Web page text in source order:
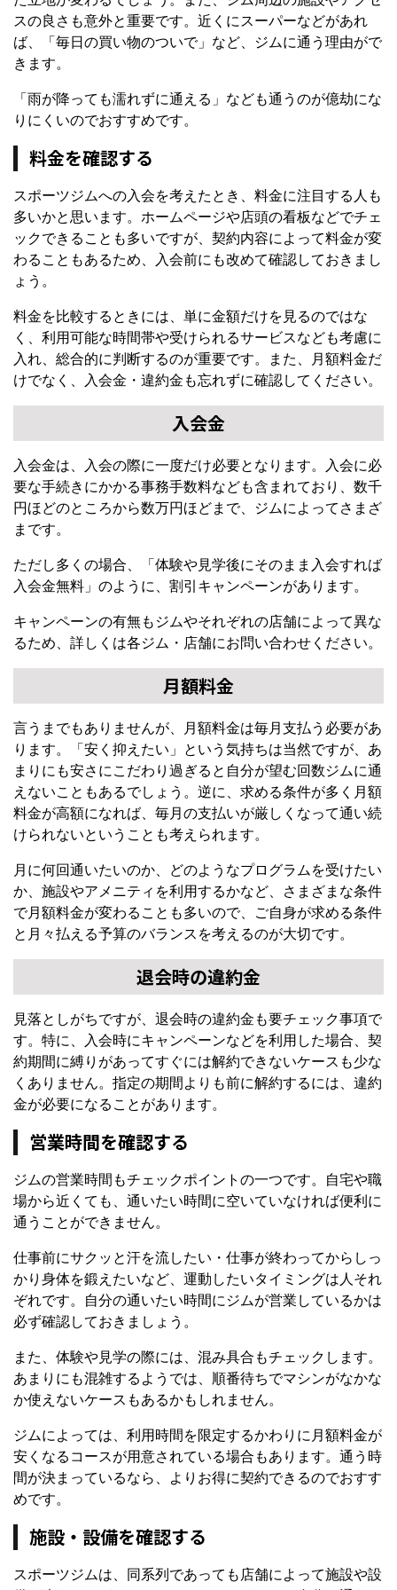
スの良さも意外と重要です。近くにスーパーなどがあれ
ば、「毎日の買い物のついで」など、ジムに通う理由がで
きます。
「雨が降っても濡れずに通える」なども通うのが億劫にな
りにくいのでおすすめです。
料金を確認する
スポーツジムへの入会を考えたとき、料金に注目する人も
多いかと思います。ホームページや店頭の看板などでチェ
ックできることも多いですが、契約内容によって料金が変
わることもあるため、入会前にも改めて確認しておきまし
ょう。
料金を比較するときには、単に金額だけを見るのではな
く、利用可能な時間帯や受けられるサービスなども考慮に
入れ、総合的に判断するのが重要です。また、月額料金だ
けでなく、入会金・違約金も忘れずに確認してください。
入会金
入会金は、入会の際に一度だけ必要となります。入会に必
要な手続きにかかる事務手数料なども含まれており、数千
円ほどのところから数万円ほどまで、ジムによってさまざ
まです。
ただし多くの場合、「体験や見学後にそのまま入会すれば
入会金無料」のように、割引キャンペーンがあります。
キャンペーンの有無もジムやそれぞれの店舗によって異な
るため、詳しくは各ジム・店舗にお問い合わせください。
月額料金
言うまでもありませんが、月額料金は毎月支払う必要があ
ります。「安く抑えたい」という気持ちは当然ですが、あ
まりにも安さにこだわり過ぎると自分が望む回数ジムに通
えないこともあるでしょう。逆に、求める条件が多く月額
料金が高額になれば、毎月の支払いが厳しくなって通い続
けられないということも考えられます。
月に何回通いたいのか、どのようなプログラムを受けたい
か、施設やアメニティを利用するかなど、さまざまな条件
で月額料金が変わることも多いので、ご自身が求める条件
と月々払える予算のバランスを考えるのが大切です。
退会時の違約金
見落としがちですが、退会時の違約金も要チェック事項で
す。特に、入会時にキャンペーンなどを利用した場合、契
約期間に縛りがあってすぐには解約できないケースも少な
くありません。指定の期間よりも前に解約するには、違約
金が必要になることがあります。
営業時間を確認する
ジムの営業時間もチェックポイントの一つです。自宅や職
場から近くても、通いたい時間に空いていなければ便利に
通うことができません。
仕事前にサクッと汗を流したい・仕事が終わってからしっ
かり身体を鍛えたいなど、運動したいタイミングは人それ
ぞれです。自分の通いたい時間にジムが営業しているかは
必ず確認しておきましょう。
また、体験や見学の際には、混み具合もチェックします。
あまりにも混雑するようでは、順番待ちでマシンがなかな
か使えないケースもあるかもしれません。
ジムによっては、利用時間を限定するかわりに月額料金が
安くなるコースが用意されている場合もあります。通う時
間が決まっているなら、よりお得に契約できるのでおすす
めです。
施設・設備を確認する
スポーツジムは、同系列であっても店舗によって施設や設